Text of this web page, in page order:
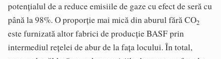
potențialul de a reduce emisiile de gaze cu efect de seră cu
până la 98%. O proporție mai mică din aburul fără CO2
este furnizată altor fabrici de producție BASF prin
intermediul rețelei de abur de la fața locului. În total,